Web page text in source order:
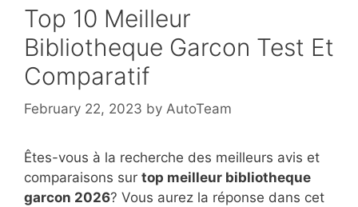
Top 10 Meilleur
Bibliotheque Garcon Test Et
Comparatif
February 22, 2023 by AutoTeam
Êtes-vous à la recherche des meilleurs avis et
comparaisons sur top meilleur bibliotheque
garcon 2026? Vous aurez la réponse dans cet